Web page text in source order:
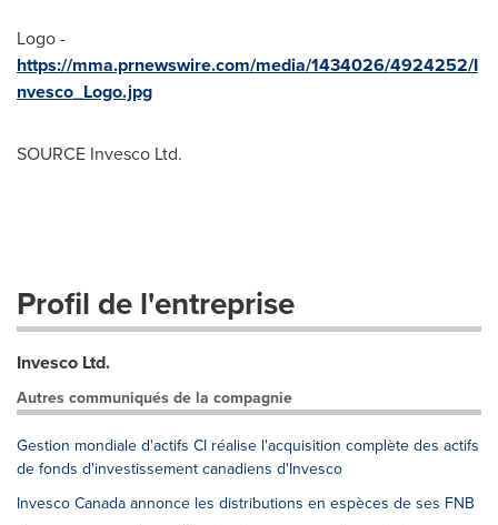
Logo -
https://mma.prnewswire.com/media/1434026/4924252/I
nvesco_Logo.jpg
SOURCE Invesco Ltd.
Profil de l'entreprise
Invesco Ltd.
Autres communiqués de la compagnie
Gestion mondiale d'actifs CI réalise l'acquisition complète des actifs
de fonds d'investissement canadiens d'Invesco
Invesco Canada annonce les distributions en espèces de ses FNB